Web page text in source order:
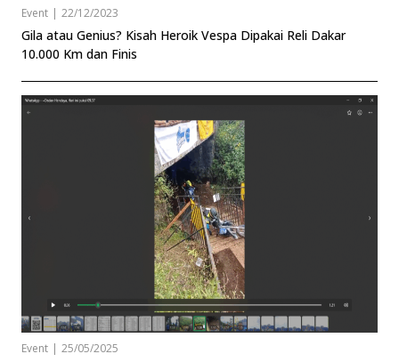
Event | 22/12/2023
Gila atau Genius? Kisah Heroik Vespa Dipakai Reli Dakar
10.000 Km dan Finis
Event | 25/05/2025